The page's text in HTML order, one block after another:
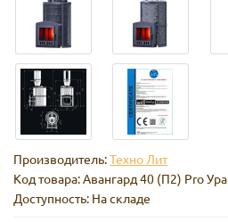
Производитель:Техно Лит
Код товара:Авангард 40 (П2) Pro
Доступность: На складе